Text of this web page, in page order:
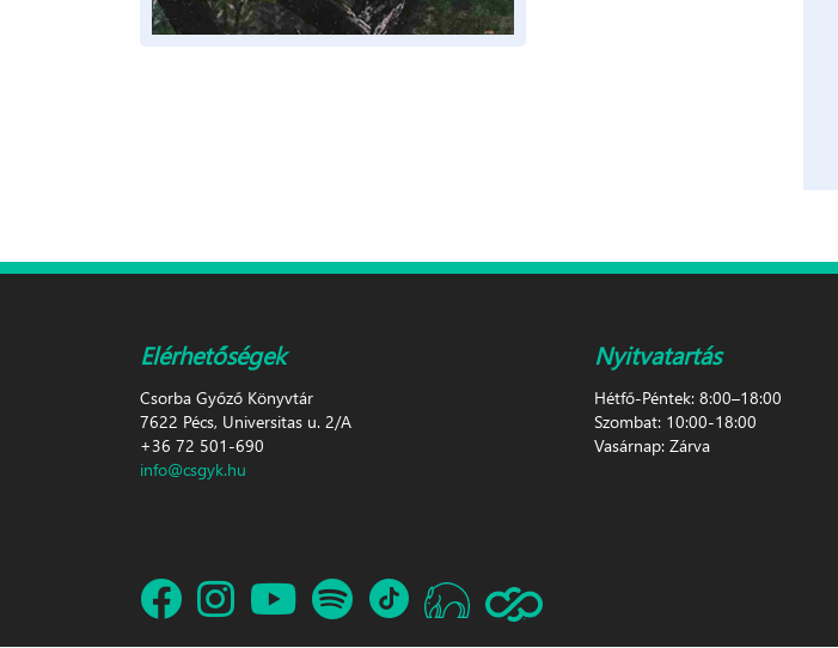
Elérhetőségek
Csorba Győző Könyvtár
7622 Pécs, Universitas u. 2/A
+36 72 501-690
info@csgyk.hu
Nyitvatartás
Hétfő-Péntek: 8:00–18:00
Szombat: 10:00-18:00
Vasárnap: Zárva